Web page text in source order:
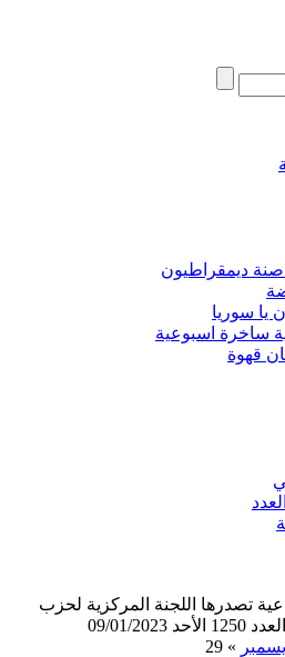
ديمقراطيون
يا سوريا
ساخرة اسبوعية
قهوة
تصدرها اللجنة المركزية لحزب
2023
»
29